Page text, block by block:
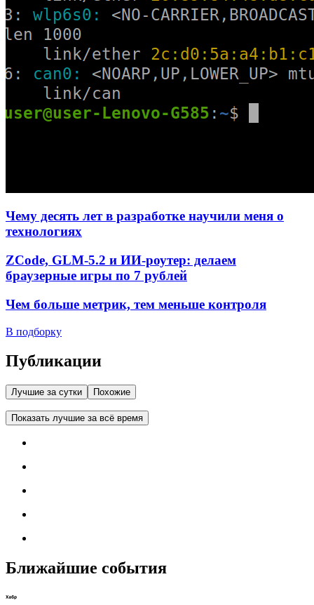
Чему десять лет в разработке научили меня о
технологиях
ZCode, GLM-5.2 и ИИ-роутер: делаем
браузерные игры по 7 рублей
Чем больше метрик, тем меньше контроля
В подборку
Публикации
Лучшие за сутки Похожие
Показать лучшие за всё время
Ближайшие события